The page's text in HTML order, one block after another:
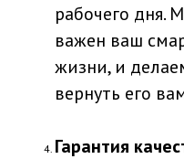
рабочего дня.
важен ваш
жизни, и
вернуть его
Гарантия